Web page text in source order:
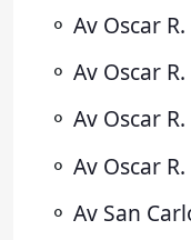
⚬ Av Oscar
⚬ Av Oscar
⚬ Av Oscar
⚬ Av Oscar
⚬ Av San